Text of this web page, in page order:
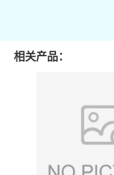
相关产品：